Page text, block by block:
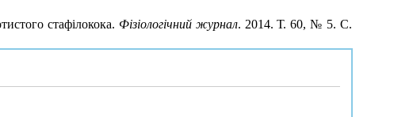
стафілокока. Фізіологічний журнал. 2014. Т. 60, № 5. С.